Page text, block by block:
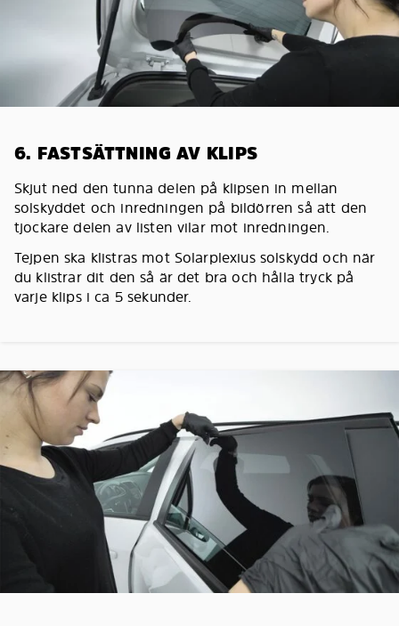
6. FASTSÄTTNING AV KLIPS
Skjut ned den tunna delen på klipsen in mellan
solskyddet och inredningen på bildörren så att den
tjockare delen av listen vilar mot inredningen.
Tejpen ska klistras mot Solarplexius solskydd och när
du klistrar dit den så är det bra och hålla tryck på
varje klips i ca 5 sekunder.